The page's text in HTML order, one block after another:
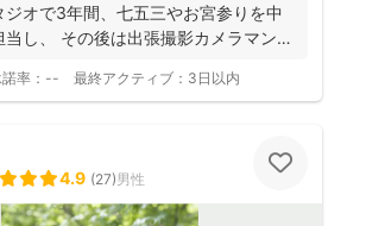
ジオで3年間、七五三やお宮参りを中
し、 その後は出張撮影カメラマンと
率： -- 最終アクティブ： 3日以内
4.9 (27)男性